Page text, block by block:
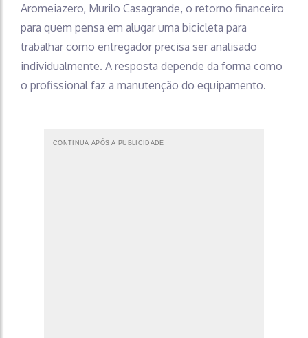
Aromeiazero, Murilo Casagrande, o retorno financeiro
para quem pensa em alugar uma bicicleta para
trabalhar como entregador precisa ser analisado
individualmente. A resposta depende da forma como
o profissional faz a manutenção do equipamento.
CONTINUA APÓS A PUBLICIDADE